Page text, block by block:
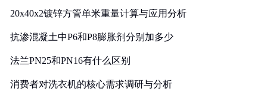
20x40x2镀锌方管单米重量计算与应用分析
抗渗混凝土中P6和P8膨胀剂分别加多少
法兰PN25和PN16有什么区别
消费者对洗衣机的核心需求调研与分析